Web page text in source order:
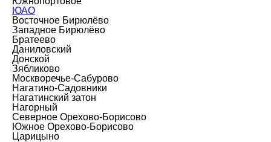
ЮАО
Восточное Бирюлёво
Западное Бирюлёво
Братеево
Даниловский
Донской
Зябликово
Москворечье-Сабурово
Нагатино-Садовники
Нагатинский затон
Нагорный
Северное Орехово-Борисово
Южное Орехово-Борисово
Царицыно